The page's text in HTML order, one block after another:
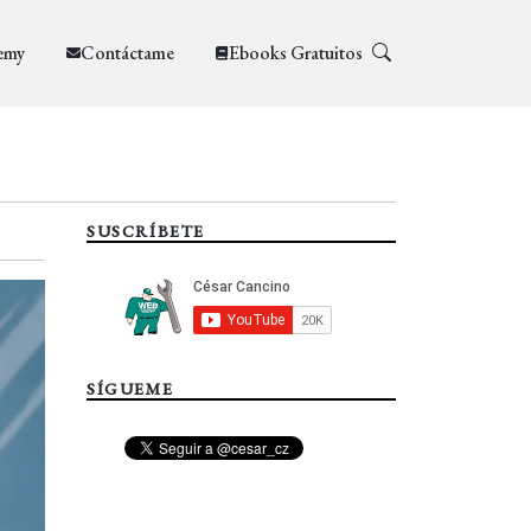
Contáctame Ebooks Gratuitos
SUSCRÍBETE
SÍGUEME